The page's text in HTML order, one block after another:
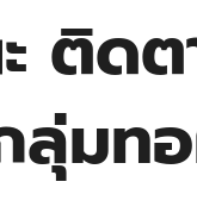
ดต
ลุ่ม